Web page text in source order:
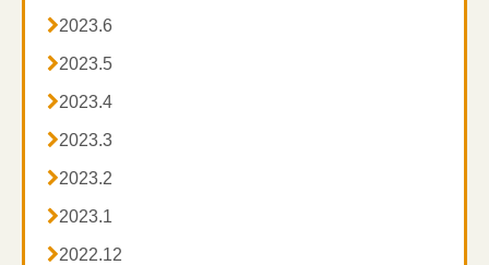
2023.6
2023.5
2023.4
2023.3
2023.2
2023.1
2022.12